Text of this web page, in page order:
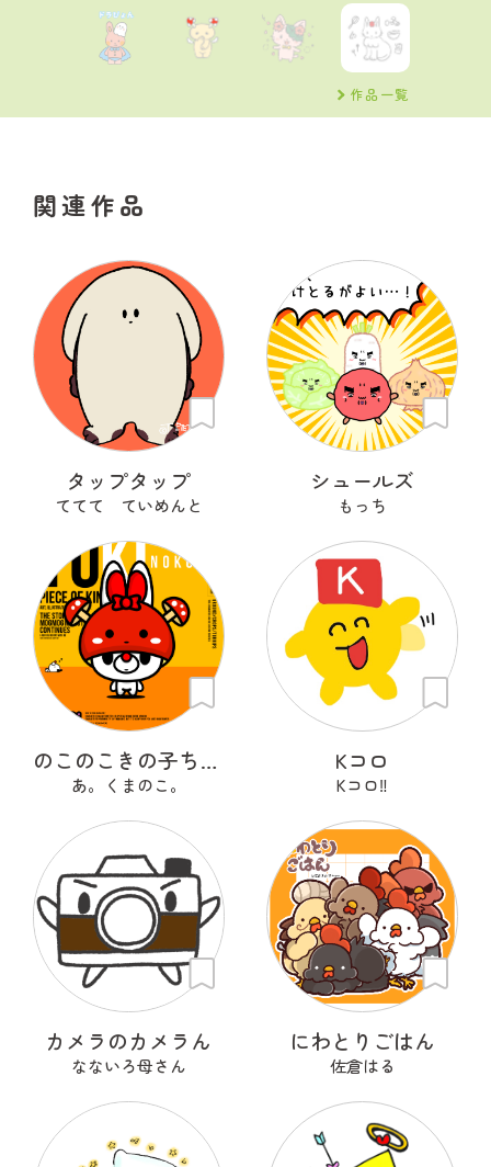
作品一覧
関連作品
タップタップ
ててて ていめんと
シュールズ
もっち
のこのこきの子ちゃん
あ。くまのこ。
Kコロ
Kコロ‼︎
カメラのカメラん
なないろ母さん
にわとりごはん
佐倉はる